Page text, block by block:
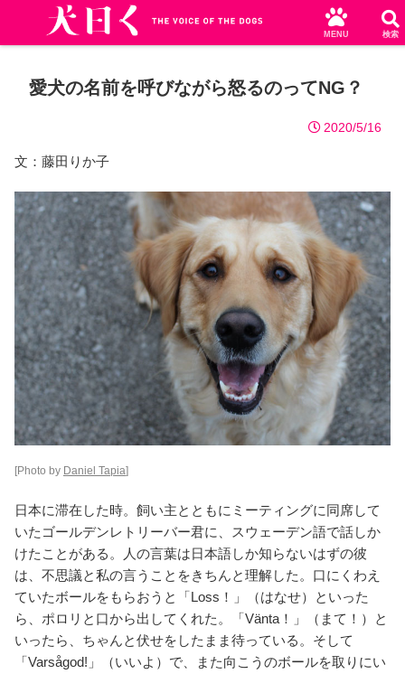
愛犬の名前を呼びながら怒るのってNG？
2020/5/16
文：藤田りか子
[Photo by Daniel Tapia]
日本に滞在した時。飼い主とともにミーティングに同席して
いたゴールデンレトリーバー君に、スウェーデン語で話しか
けたことがある。人の言葉は日本語しか知らないはずの彼
は、不思議と私の言うことをきちんと理解した。口にくわえ
ていたボールをもらおうと「Loss！」（はなせ）といった
ら、ポロリと口から出してくれた。「Vänta！」（まて！）と
いったら、ちゃんと伏せをしたまま待っている。そして
「Varsågod!」（いいよ）で、また向こうのボールを取りにい
MENU 検索